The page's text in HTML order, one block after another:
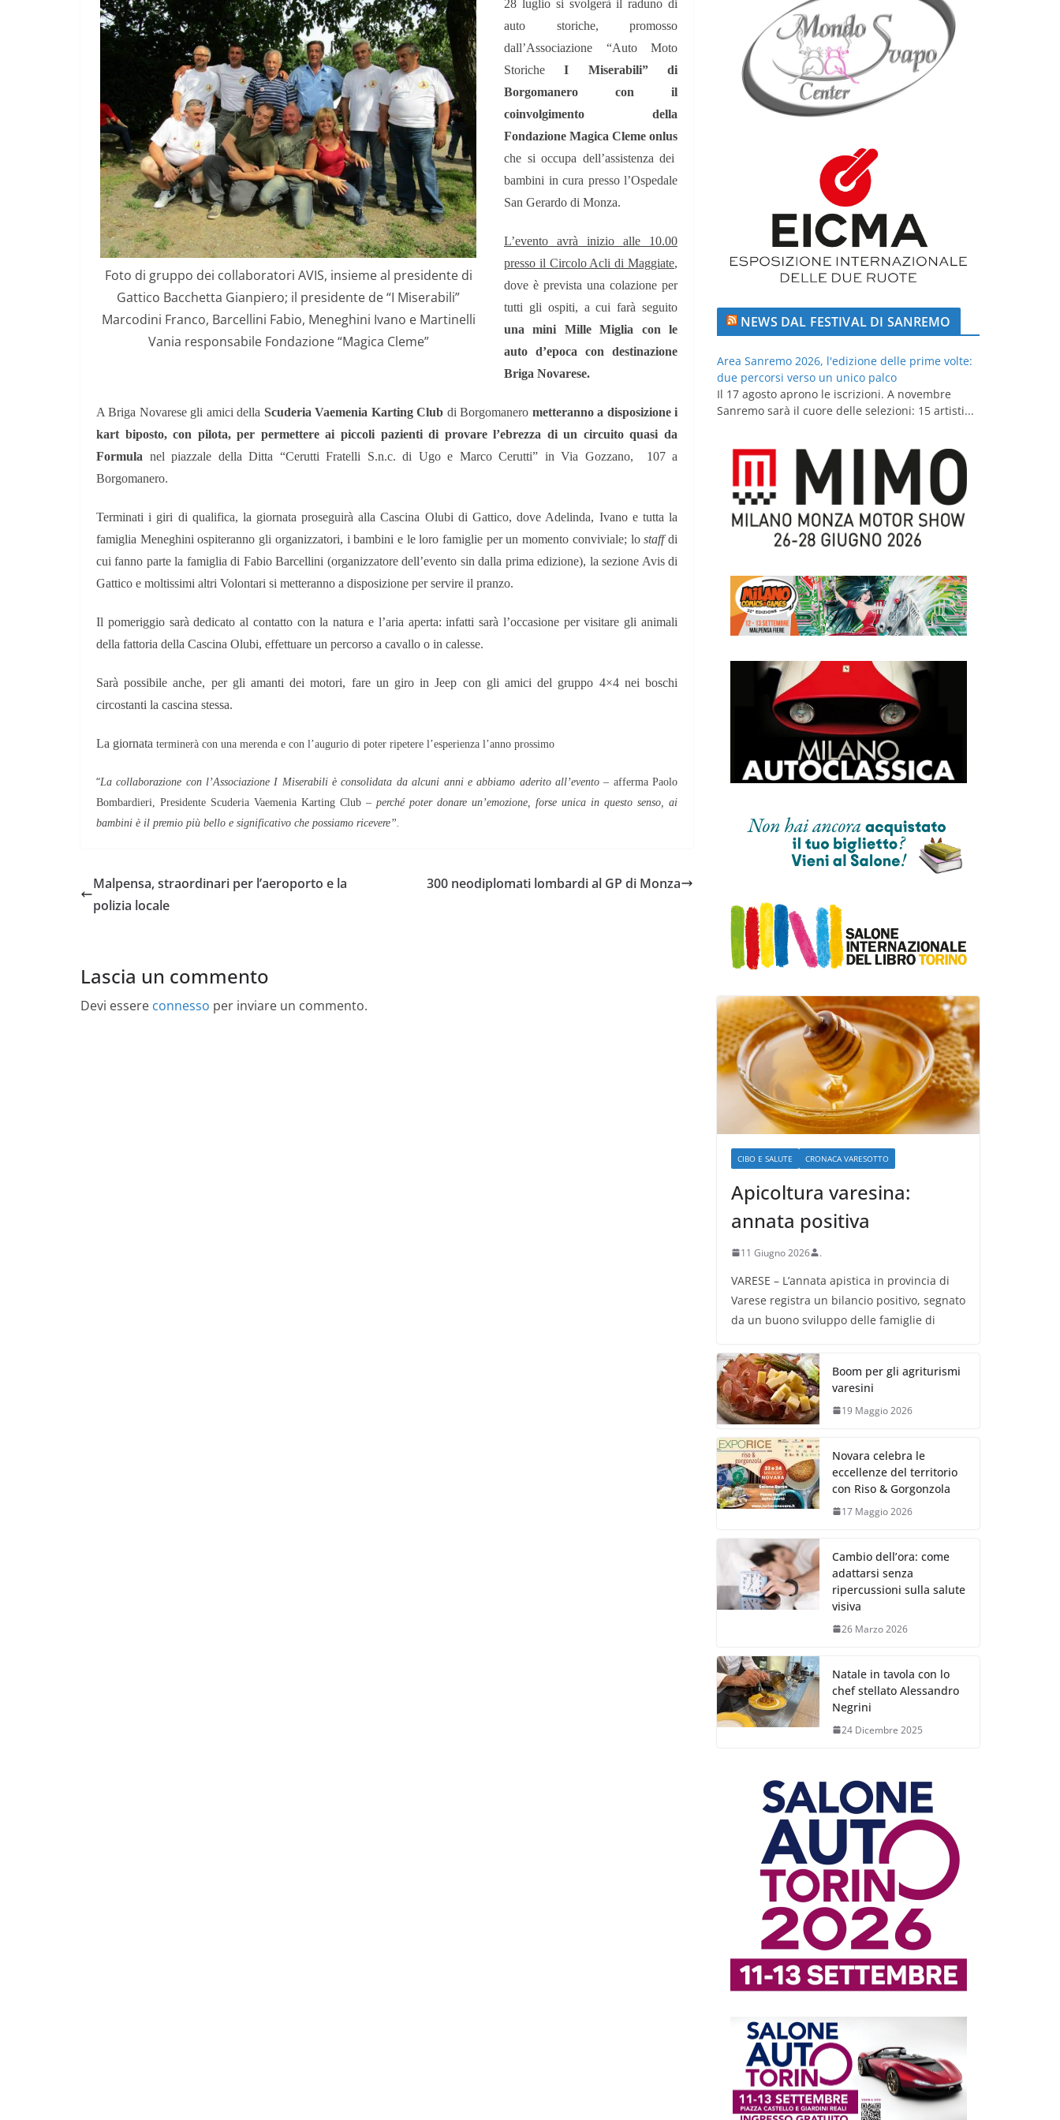
Foto di gruppo dei collaboratori AVIS, insieme al presidente di
Gattico Bacchetta Gianpiero; il presidente de “I Miserabili”
Marcodini Franco, Barcellini Fabio, Meneghini Ivano e Martinelli
Vania responsabile Fondazione “Magica Cleme”
28 lugliosi svolgerà il raduno di
auto storiche, promosso
dall’Associazione “Auto Moto
StoricheI Miserabili” di
Borgomanero con il
coinvolgimento della
Fondazione Magica Cleme onlus
che si occupa dell’assistenza dei
bambini in cura presso l’Ospedale
San Gerardo di Monza.
L’evento avrà inizio alle 10.00
presso il Circolo Acli di Maggiate,
dove è prevista una colazione per
tutti gli ospiti, a cui farà seguito
una mini Mille Miglia con le
auto d’epoca con destinazione
Briga Novarese.
A Briga Novarese gli amici della Scuderia Vaemenia Karting Club di Borgomanero metteranno a disposizione i
kart biposto, con pilota, per permettere ai piccoli pazienti di provare l’ebrezza di un circuito quasi da
Formula nel piazzale della Ditta “Cerutti Fratelli S.n.c. di Ugo e Marco Cerutti” in Via Gozzano, 107 a
Borgomanero.
Terminati i giri di qualifica, la giornata proseguirà alla Cascina Olubi di Gattico, dove Adelinda, Ivano e tutta la
famiglia Meneghini ospiteranno gli organizzatori, i bambini e le loro famiglie per un momento conviviale; lostaffdi
cui fanno parte la famiglia di Fabio Barcellini (organizzatore dell’evento sin dalla prima edizione), la sezione Avis di
Gattico e moltissimi altri Volontari si metteranno a disposizione per servire il pranzo.
Il pomeriggio sarà dedicato al contatto con la natura e l’aria aperta: infatti sarà l’occasione per visitare gli animali
della fattoria della Cascina Olubi, effettuare un percorso a cavallo o in calesse.
Sarà possibile anche, per gli amanti dei motori, fare un giro in Jeep con gli amici del gruppo 4×4 nei boschi
circostanti la cascina stessa.
La giornata terminerà con una merenda e con l’augurio di poter ripetere l’esperienza l’anno prossimo
“La collaborazione con l’Associazione I Miserabili è consolidata da alcuni anni e abbiamo aderito all’evento– afferma Paolo
Bombardieri, Presidente Scuderia Vaemenia Karting Club – perché poter donare un’emozione, forse unica in questo senso, ai
bambini è il premio più bello e significativo che possiamo ricevere”.
Malpensa, straordinari per l’aeroporto e la
polizia locale
300 neodiplomati lombardi al GP di Monza
Lascia un commento
Devi essere connesso per inviare un commento.
NEWS DAL FESTIVAL DI SANREMO
Area Sanremo 2026, l'edizione delle prime volte:
due percorsi verso un unico palco
Il 17 agosto aprono le iscrizioni. A novembre
Sanremo sarà il cuore delle selezioni: 15 artisti...
CIBO E SALUTE CRONACA VARESOTTO
Apicoltura varesina:
annata positiva
11 Giugno 2026 .
VARESE – L’annata apistica in provincia di
Varese registra un bilancio positivo, segnato
da un buono sviluppo delle famiglie di
Boom per gli agriturismi
varesini
19 Maggio 2026
Novara celebra le
eccellenze del territorio
con Riso & Gorgonzola
17 Maggio 2026
Cambio dell’ora: come
adattarsi senza
ripercussioni sulla salute
visiva
26 Marzo 2026
Natale in tavola con lo
chef stellato Alessandro
Negrini
24 Dicembre 2025